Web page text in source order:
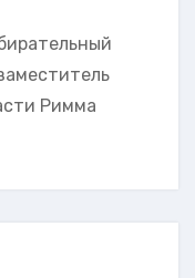
Римма